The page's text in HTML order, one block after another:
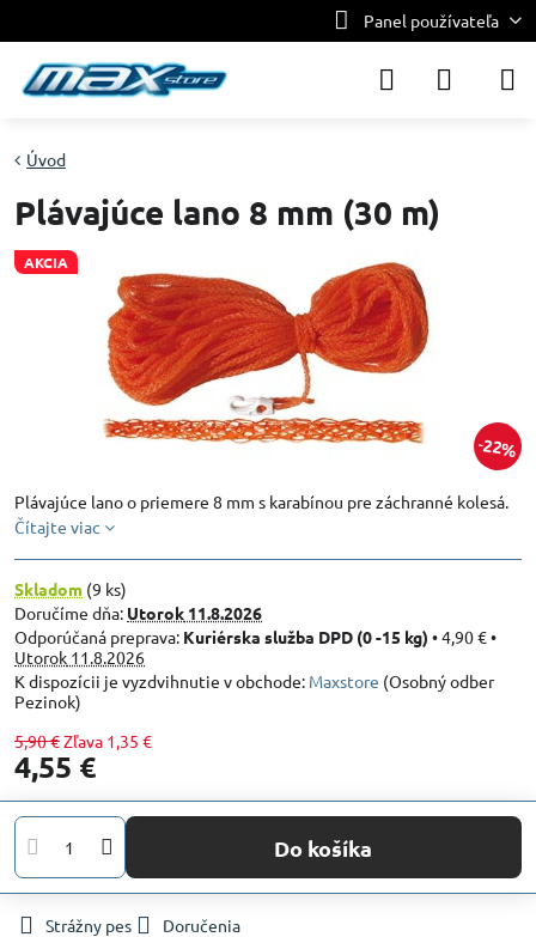
Panel používateľa
AKCIA
22%
Úvod
Plávajúce lano 8 mm (30 m)
Plávajúce lano o priemere 8 mm s karabínou pre záchranné kolesá.
Čítajte viac
Skladom (9 ks)
Doručíme dňa: Utorok 11.8.2026
Kuriérska služba DPD (0 -15 kg) •4,90 €•
Utorok 11.8.2026
Maxstore (Osobný odber
Pezinok)
5,90 €Zľava 1,35 €
4,55 €
Do košíka
Strážny pes
Doručenia